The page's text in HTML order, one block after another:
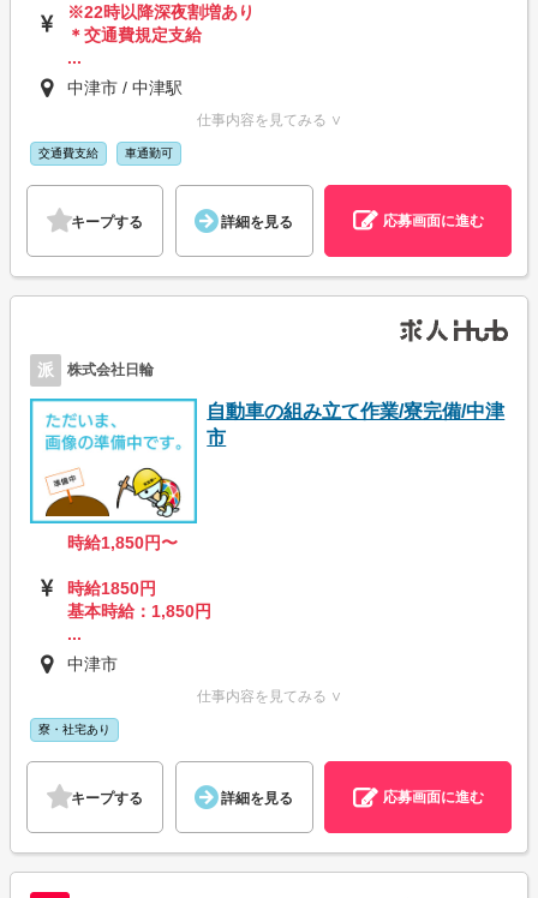
※22時以降深夜割増あり
＊交通費規定支給
...
中津市 / 中津駅
仕事内容を見てみる ∨
交通費支給 車通勤可
キープする 詳細を見る 応募画面に進む
派 株式会社日輪
自動車の組み立て作業/寮完備/中津
市
時給1,850円〜
時給1850円
基本時給：1,850円
...
中津市
仕事内容を見てみる ∨
寮・社宅あり
キープする 詳細を見る 応募画面に進む